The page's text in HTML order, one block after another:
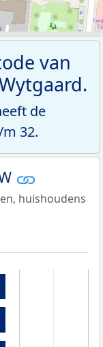
van
de
32.
huishoudens